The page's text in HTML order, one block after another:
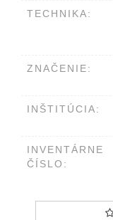
TECHNIKA:
ZNAČENIE:
INŠTITÚCIA:
INVENTÁRNE
ČÍSLO: